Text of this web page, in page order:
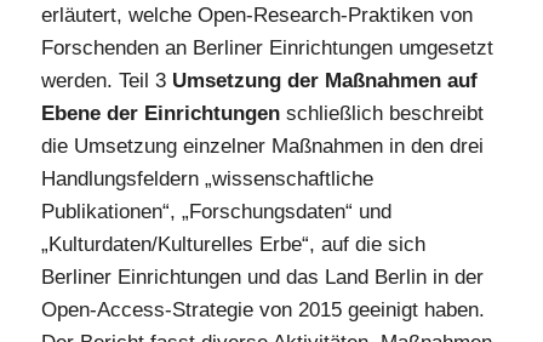
erläutert, welche Open-Research-Praktiken von
Forschenden an Berliner Einrichtungen umgesetzt
werden. Teil 3 Umsetzung der Maßnahmen auf
Ebene der Einrichtungenschließlich beschreibt
die Umsetzung einzelner Maßnahmen in den drei
Handlungsfeldern „wissenschaftliche
Publikationen“, „Forschungsdaten“ und
„Kulturdaten/Kulturelles Erbe“, auf die sich
Berliner Einrichtungen und das Land Berlin in der
Open-Access-Strategie von 2015 geeinigt haben.